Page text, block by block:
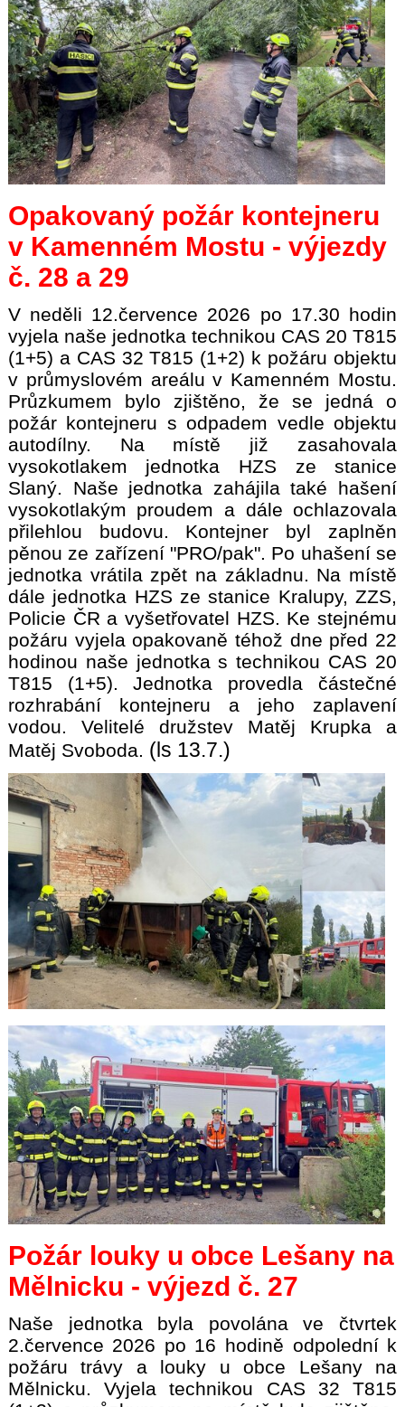
Opakovaný požár kontejneru
v Kamenném Mostu - výjezdy
č. 28 a 29
V neděli 12.července 2026 po 17.30 hodin
vyjela naše jednotka technikou CAS 20 T815
(1+5) a CAS 32 T815 (1+2) k požáru objektu
v průmyslovém areálu v Kamenném Mostu.
Průzkumem bylo zjištěno, že se jedná o
požár kontejneru s odpadem vedle objektu
autodílny. Na místě již zasahovala
vysokotlakem jednotka HZS ze stanice
Slaný. Naše jednotka zahájila také hašení
vysokotlakým proudem a dále ochlazovala
přilehlou budovu. Kontejner byl zaplněn
pěnou ze zařízení "PRO/pak". Po uhašení se
jednotka vrátila zpět na základnu. Na místě
dále jednotka HZS ze stanice Kralupy, ZZS,
Policie ČR a vyšetřovatel HZS. Ke stejnému
požáru vyjela opakovaně téhož dne před 22
hodinou naše jednotka s technikou CAS 20
T815 (1+5). Jednotka provedla částečné
rozhrabání kontejneru a jeho zaplavení
vodou. Velitelé družstev Matěj Krupka a
Matěj Svoboda. (ls 13.7.)
Požár louky u obce Lešany na
Mělnicku - výjezd č. 27
Naše jednotka byla povolána ve čtvrtek
2.července 2026 po 16 hodině odpolední k
požáru trávy a louky u obce Lešany na
Mělnicku. Vyjela technikou CAS 32 T815